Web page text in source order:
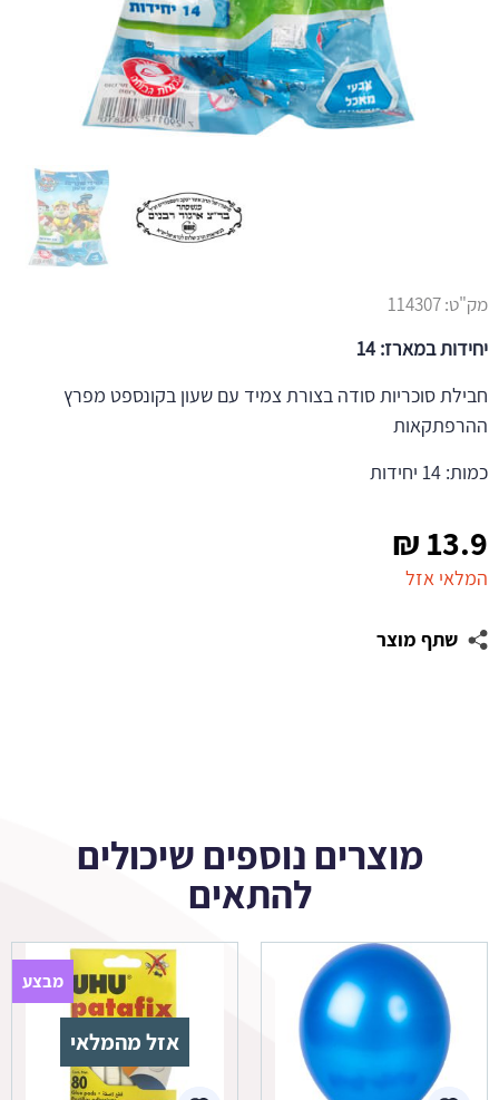
13.9
₪
המלאי אזל
שתף מוצר
מק"ט:114307
יחידות במארז: 14
חבילת סוכריות סודה בצורת צמיד עם שעון בקונספט מפרץ
ההרפתקאות
כמות: 14 יחידות
מוצרים נוספים שיכולים
להתאים
אזל מהמלאי
מבצע